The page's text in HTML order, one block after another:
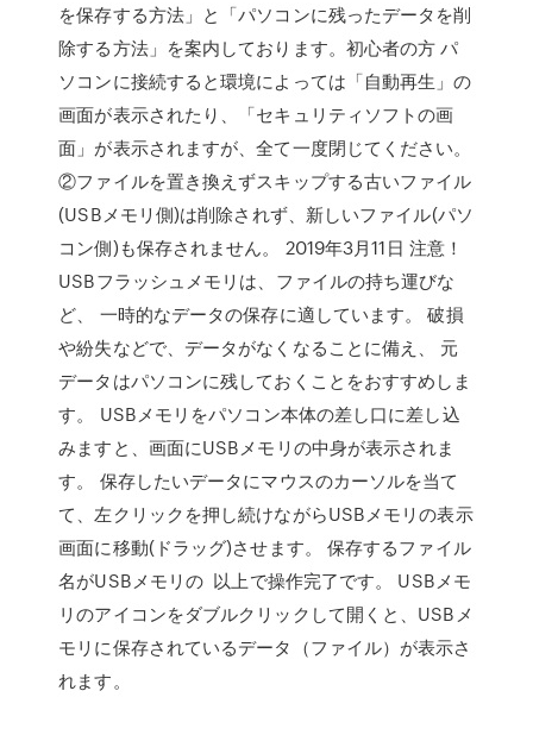
を保存する方法」と「パソコンに残ったデータを削
除する方法」を案内しております。初心者の方 パ
ソコンに接続すると環境によっては「自動再生」の
画面が表示されたり、「セキュリティソフトの画
面」が表示されますが、全て一度閉じてください。
②ファイルを置き換えずスキップする古いファイル
(USBメモリ側)は削除されず、新しいファイル(パソ
コン側)も保存されません。 2019年3月11日 注意！
USBフラッシュメモリは、ファイルの持ち運びな
ど、 一時的なデータの保存に適しています。 破損
や紛失などで、データがなくなることに備え、 元
データはパソコンに残しておくことをおすすめしま
す。 USBメモリをパソコン本体の差し口に差し込
みますと、画面にUSBメモリの中身が表示されま
す。 保存したいデータにマウスのカーソルを当て
て、左クリックを押し続けながらUSBメモリの表示
画面に移動(ドラッグ)させます。 保存するファイル
名がUSBメモリの 以上で操作完了です。 USBメモ
リのアイコンをダブルクリックして開くと、USBメ
モリに保存されているデータ（ファイル）が表示さ
れます。